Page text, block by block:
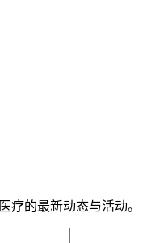
疗的最新动态与活动。